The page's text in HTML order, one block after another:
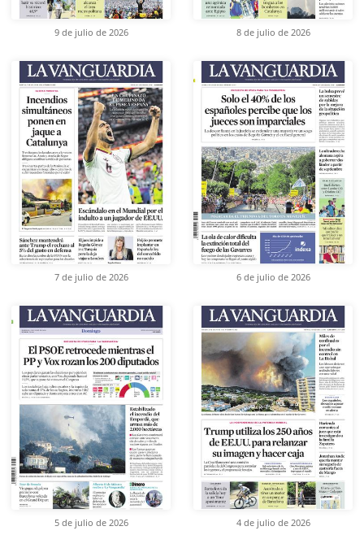
9 de julio de 2026 8 de julio de 2026
7 de julio de 2026 6 de julio de 2026
5 de julio de 2026 4 de julio de 2026